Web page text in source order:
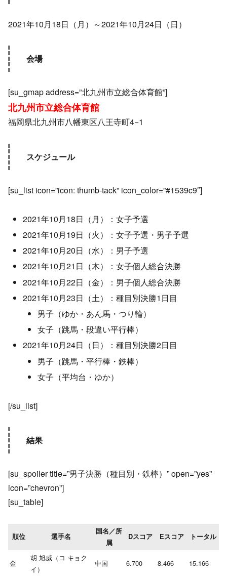
2021年10月18日（月）～2021年10月24日（日）
会場
[su_gmap address=”北九州市立総合体育館”]
北九州市立総合体育館
福岡県北九州市八幡東区八王寺町4−1
スケジュール
[su_list icon=”icon: thumb-tack” icon_color=”#1539c9″]
2021年10月18日（月）：女子予選
2021年10月19日（火）：女子予選・男子予選
2021年10月20日（水）：男子予選
2021年10月21日（木）：女子個人総合決勝
2021年10月22日（金）：男子個人総合決勝
2021年10月23日（土）：種目別決勝1日目
男子（ゆか・あん馬・つり輪）
女子（跳馬・段違い平行棒）
2021年10月24日（日）：種目別決勝2日目
男子（跳馬・平行棒・鉄棒）
女子（平均台・ゆか）
[/su_list]
結果
[su_spoiler title=”男子決勝（種目別・鉄棒）” open=”yes”
icon=”chevron”]
[su_table]
順位 選手名
国名／所
属
Dスコア Eスコア トータル
金
胡 旭威（コ キョク
イ）
中国 6.700 8.466 15.166